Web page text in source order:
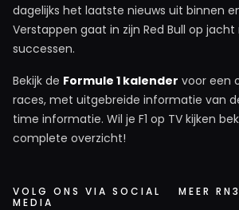
dagelijks het laatste nieuws uit binnen
Verstappen gaat in zijn Red Bull op
successen.
Bekijk de Formule 1 kalender voor een
races, met uitgebreide informatie van
time informatie. Wil je F1 op TV kijken
complete overzicht!
VOLG ONS VIA SOCIAL
MEDIA
MEER